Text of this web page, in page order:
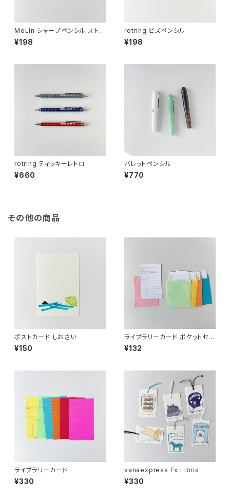
MoLin シャープペンシル ストラ
イプ
¥198
rotring ビズペンシル
¥198
rotring ティッキーレトロ
¥660
バレットペンシル
¥770
その他の商品
ポストカード しおさい
¥150
ライブラリーカード ポケットセッ
ト
¥132
ライブラリーカード
¥330
kanaexpress Ex Libris
¥330